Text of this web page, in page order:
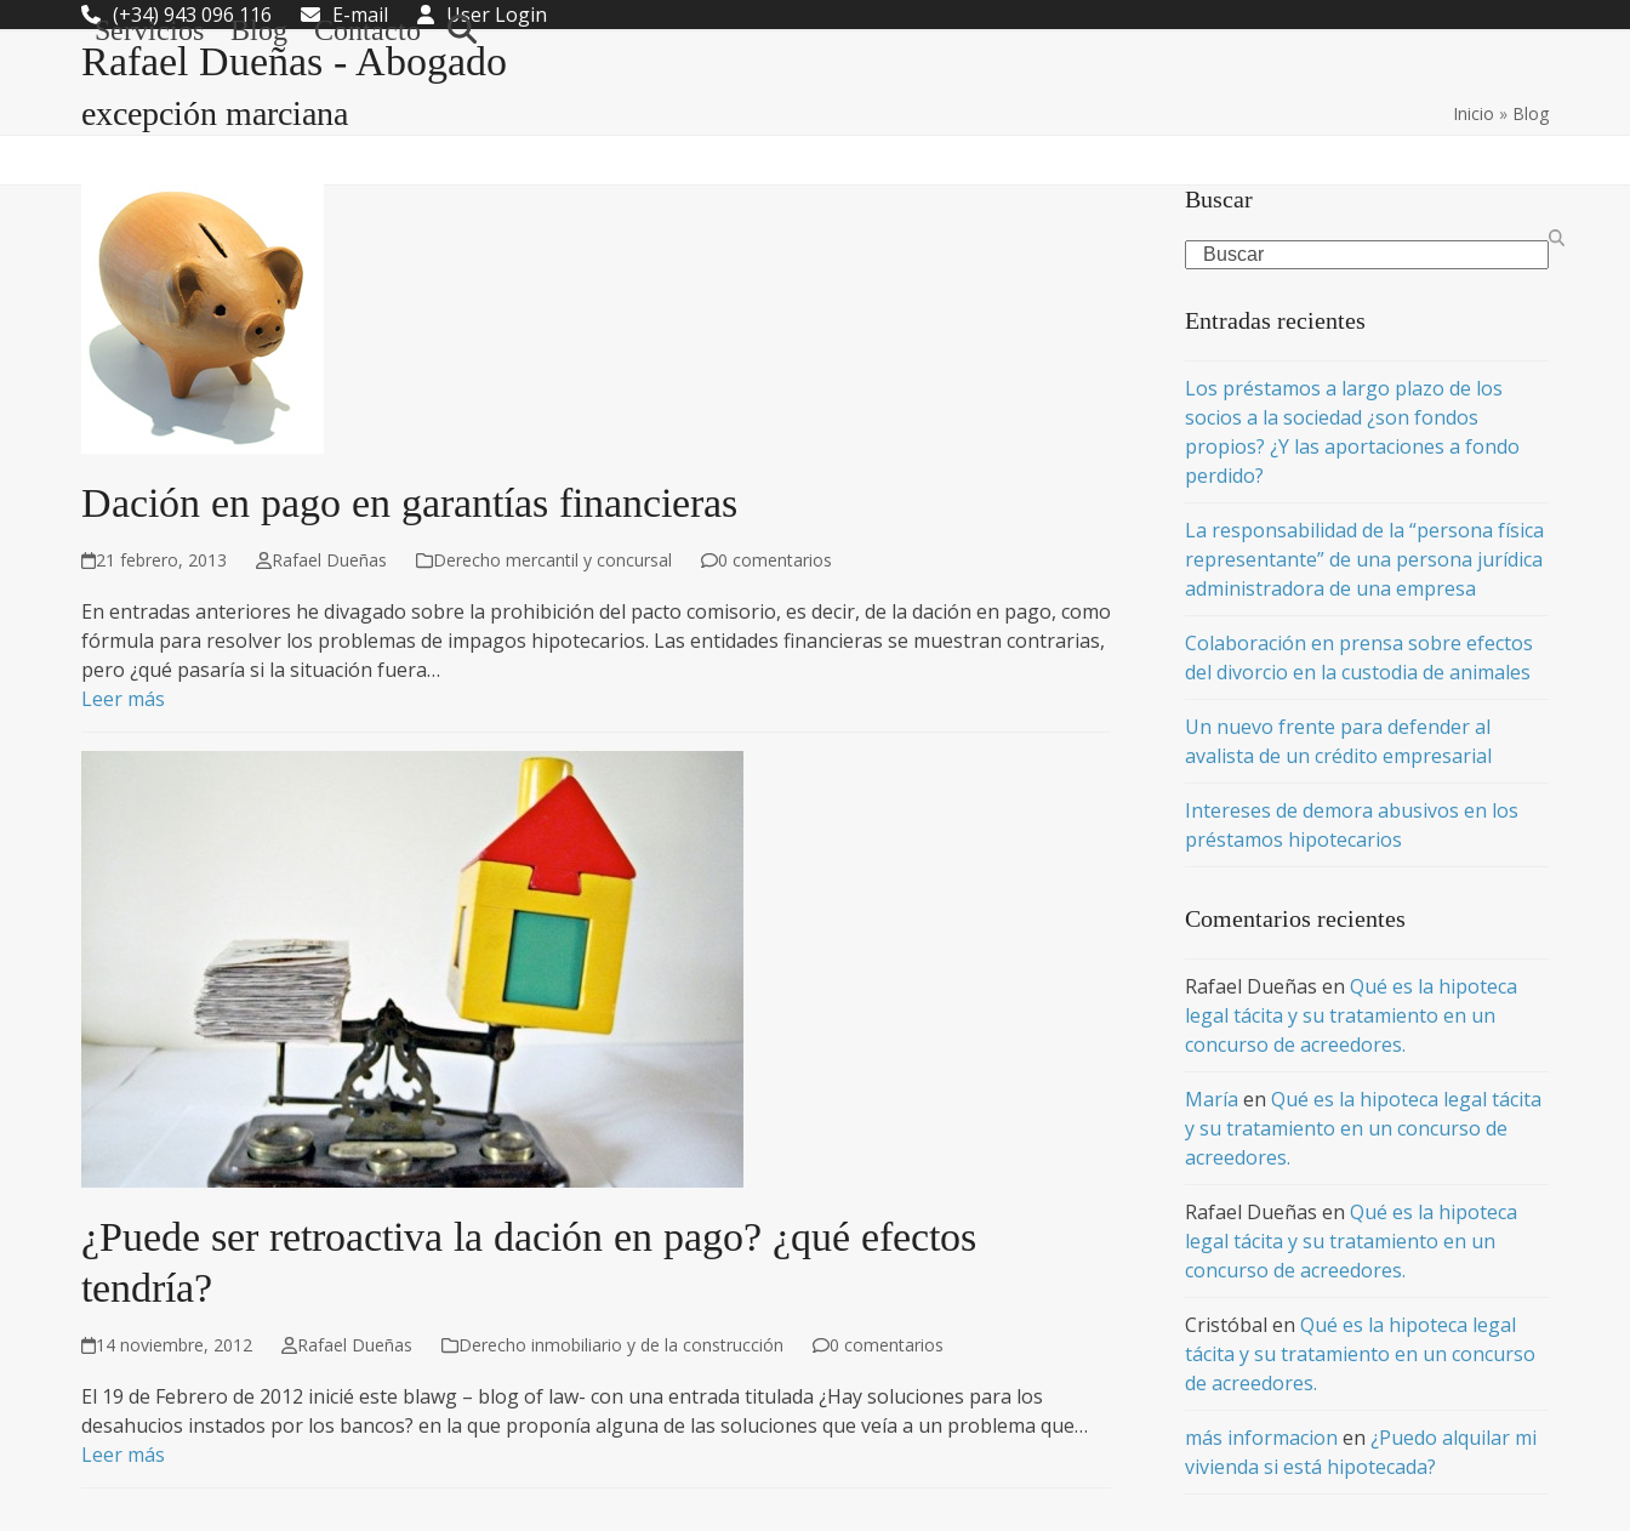
(+34) 943 096 116 E-mail User Login
Rafael Dueñas - Abogado
Servicios Blog Contacto
excepción marciana Inicio » Blog
Dación en pago en garantías financieras
21 febrero, 2013 Rafael Dueñas Derecho mercantil y concursal 0 comentarios
En entradas anteriores he divagado sobre la prohibición del pacto comisorio, es decir, de la dación en pago, como
fórmula para resolver los problemas de impagos hipotecarios. Las entidades financieras se muestran contrarias,
pero ¿qué pasaría si la situación fuera…
Leer más
¿Puede ser retroactiva la dación en pago? ¿qué efectos
tendría?
14 noviembre, 2012 Rafael Dueñas Derecho inmobiliario y de la construcción 0 comentarios
El 19 de Febrero de 2012 inicié este blawg – blog of law- con una entrada titulada ¿Hay soluciones para los
desahucios instados por los bancos? en la que proponía alguna de las soluciones que veía a un problema que…
Leer más
Buscar
Search
Entradas recientes
Los préstamos a largo plazo de los
socios a la sociedad ¿son fondos
propios? ¿Y las aportaciones a fondo
perdido?
La responsabilidad de la “persona física
representante” de una persona jurídica
administradora de una empresa
Colaboración en prensa sobre efectos
del divorcio en la custodia de animales
Un nuevo frente para defender al
avalista de un crédito empresarial
Intereses de demora abusivos en los
préstamos hipotecarios
Comentarios recientes
Rafael Dueñas en Qué es la hipoteca
legal tácita y su tratamiento en un
concurso de acreedores.
María en Qué es la hipoteca legal tácita
y su tratamiento en un concurso de
acreedores.
Rafael Dueñas en Qué es la hipoteca
legal tácita y su tratamiento en un
concurso de acreedores.
Cristóbal en Qué es la hipoteca legal
tácita y su tratamiento en un concurso
de acreedores.
más informacion en ¿Puedo alquilar mi
vivienda si está hipotecada?